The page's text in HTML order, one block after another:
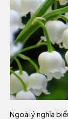
Ngoài ý nghĩa